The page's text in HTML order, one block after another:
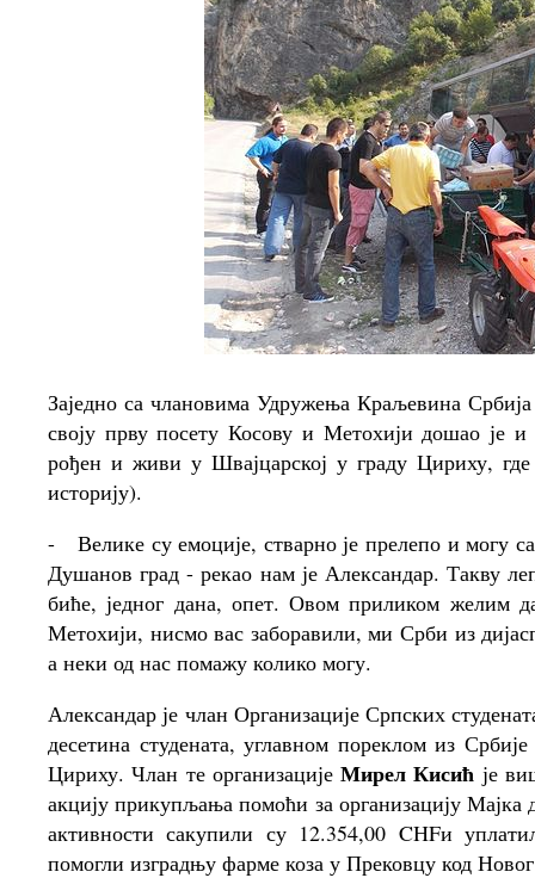
Заједно са члановима Удружења Краљевина
своју прву посету Косову и Метохији дошао је и
рођен и живи у Швајцарској у граду Цириху,
историју).
-
Велике су емоције, стварно је прелепо и могу
Душанов град - рекао нам је Александар. Такву
биће, једног дана, опет. Овом приликом
Метохији, нисмо вас заборавили, ми Срби из
а неки од нас помажу колико могу.
Александар је члан Организације Српских
десетина студената, углавном пореклом из
Цириху. Члан те организацијеМирел Кисић је
акцију прикупљања помоћи за организацију
активности сакупили су 12.354,00 CHFи
помогли изградњу фарме коза у Прековцу код